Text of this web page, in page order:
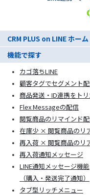
CRM PLUS on LINE ホーム
機能で探す
カゴ落ちLINE
顧客タグでセグメント
商品発送・ID連携をト
Flex Messageの配信
閲覧商品のリマインド
在庫少 × 閲覧商品のリ
再入荷 × 閲覧商品のリ
再入荷通知メッセージ
LINE通知メッセージ機能
（購入・発送完了通知）
タブ型リッチメニュー